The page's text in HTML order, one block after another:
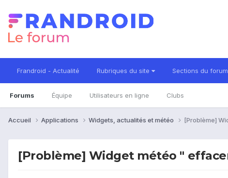
Frandroid - Actualité Rubriques du site Sections du forum
Forums Équipe Utilisateurs en ligne Clubs
Accueil Applications Widgets, actualités et météo [Problème]
[Problème] Widget météo "